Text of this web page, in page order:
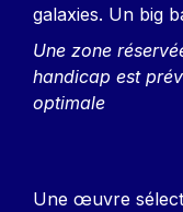
galaxies. Un big
Une zone
handicap est
optimale
Une œuvre